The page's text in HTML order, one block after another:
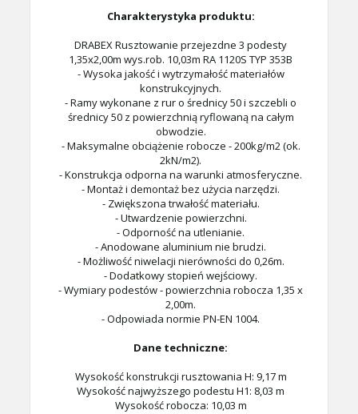
Charakterystyka produktu:
DRABEX Rusztowanie przejezdne 3 podesty
1,35x2,00m wys.rob. 10,03m RA 1120S TYP 353B
- Wysoka jakość i wytrzymałość materiałów
konstrukcyjnych.
- Ramy wykonane z rur o średnicy 50 i szczebli o
średnicy 50 z powierzchnią ryflowaną na całym
obwodzie.
- Maksymalne obciążenie robocze - 200kg/m2 (ok.
2kN/m2).
- Konstrukcja odporna na warunki atmosferyczne.
- Montaż i demontaż bez użycia narzędzi.
- Zwiększona trwałość materiału.
- Utwardzenie powierzchni.
- Odporność na utlenianie.
- Anodowane aluminium nie brudzi.
- Możliwość niwelacji nierówności do 0,26m.
- Dodatkowy stopień wejściowy.
- Wymiary podestów - powierzchnia robocza 1,35 x
2,00m.
- Odpowiada normie PN-EN 1004.
Dane techniczne:
Wysokość konstrukcji rusztowania H: 9,17 m
Wysokość najwyższego podestu H1: 8,03 m
Wysokość robocza: 10,03 m